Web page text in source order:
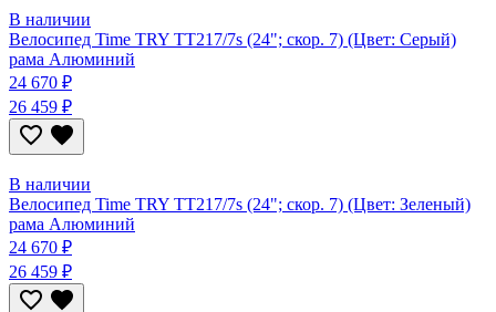
В наличии
Велосипед Time TRY TT217/7s (24"; скор. 7) (Цвет: Серый)
рама Алюминий
24 670 ₽
26 459 ₽
В наличии
Велосипед Time TRY TT217/7s (24"; скор. 7) (Цвет: Зеленый)
рама Алюминий
24 670 ₽
26 459 ₽